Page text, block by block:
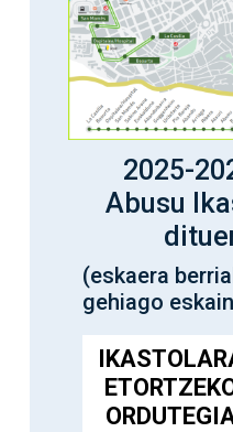
2025-
Abusu
(eskaera
gehiago